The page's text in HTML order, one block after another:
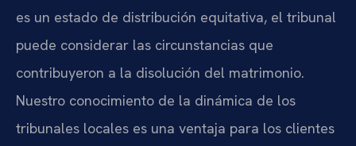
es un estado de distribución equitativa, el tribunal
puede considerar las circunstancias que
contribuyeron a la disolución del matrimonio.
Nuestro conocimiento de la dinámica de los
tribunales locales es una ventaja para los clientes